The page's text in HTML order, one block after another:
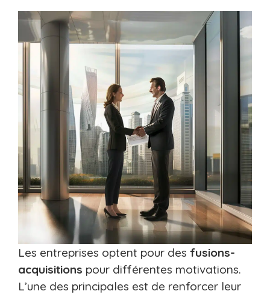
Les entreprises optent pour des fusions-
acquisitions pour différentes motivations.
L’une des principales est de renforcer leur